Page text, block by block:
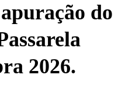
do
2026.